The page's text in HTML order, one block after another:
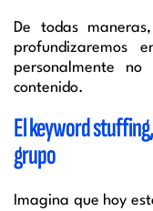
De todas
personalmente
contenido.
El keyword
grupo
Imagina que hoy